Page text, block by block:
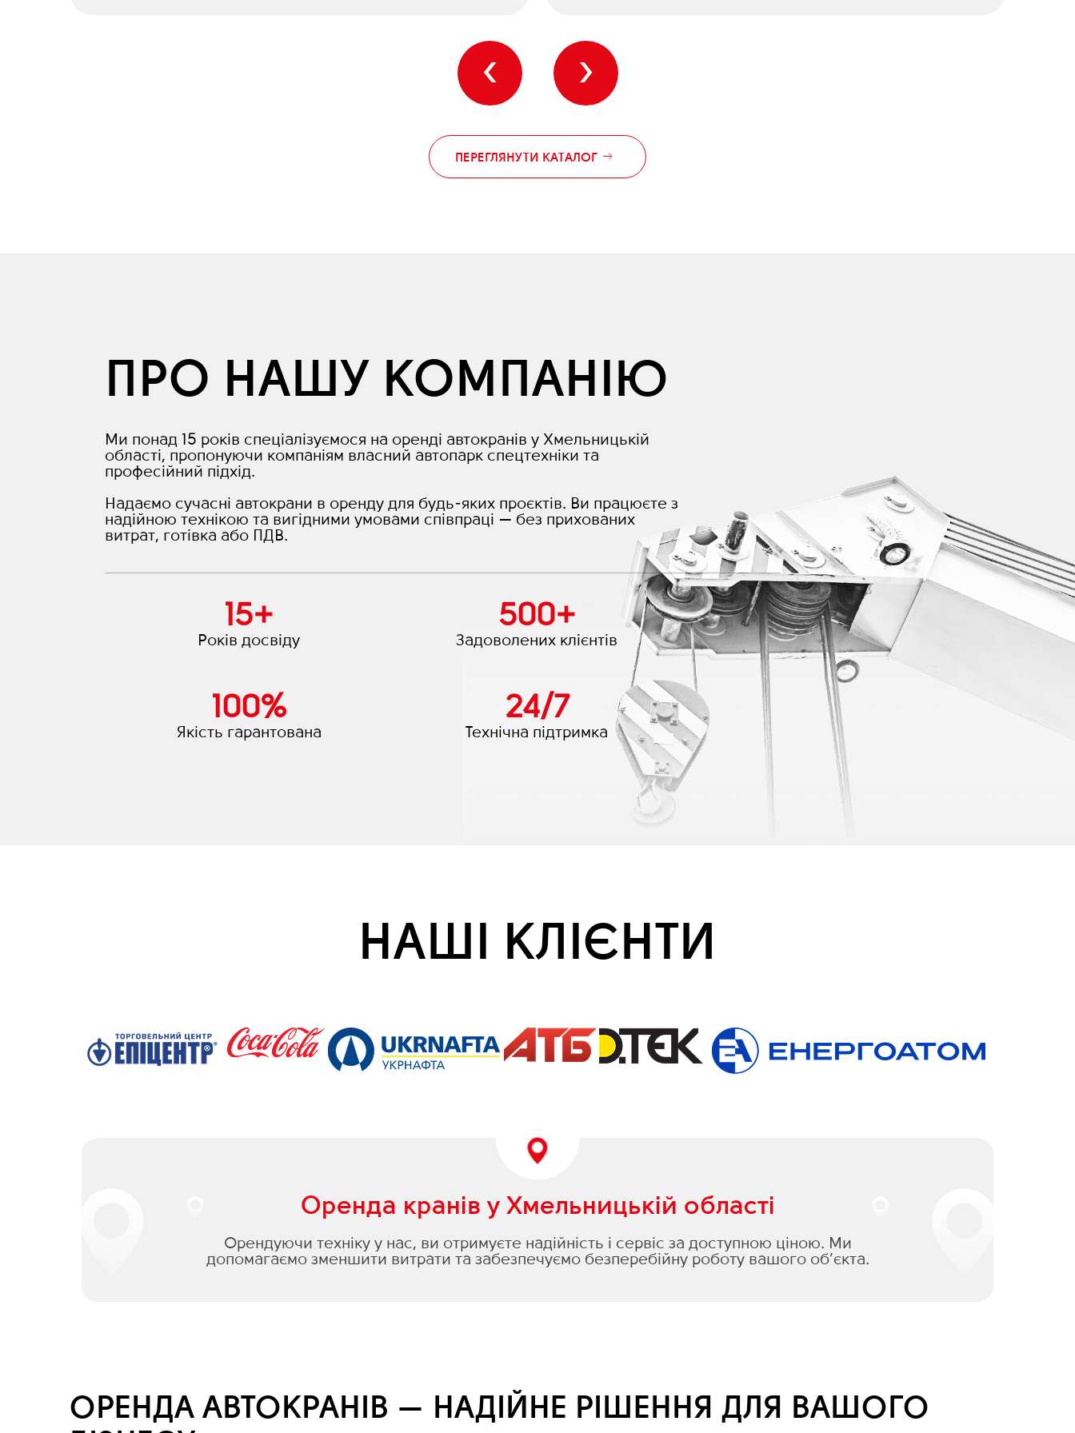
‹ ›
ПЕРЕГЛЯНУТИ КАТАЛОГ
ПРО НАШУ КОМПАНІЮ
Ми понад 15 років спеціалізуємося на оренді автокранів у Хмельницькій
області, пропонуючи компаніям власний автопарк спецтехніки та
професійний підхід.
Надаємо сучасні автокрани в оренду для будь-яких проєктів. Ви працюєте з
надійною технікою та вигідними умовами співпраці — без прихованих
витрат, готівка або ПДВ.
15+
Років досвіду
500+
Задоволених клієнтів
100%
Якість гарантована
24/7
Технічна підтримка
НАШІ КЛІЄНТИ
Оренда кранів у Хмельницькій області
Орендуючи техніку у нас, ви отримуєте надійність і сервіс за доступною ціною. Ми
допомагаємо зменшити витрати та забезпечуємо безперебійну роботу вашого об’єкта.
ОРЕНДА АВТОКРАНІВ — НАДІЙНЕ РІШЕННЯ ДЛЯ ВАШОГО